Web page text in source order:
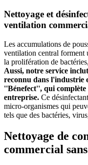
Nettoyage et
ventilation
Les accumulations de
ventilation central forment
la prolifération de
Aussi, notre service
reconnu dans l'industrie
''Bénefect'', qui complète
entreprise. Ce
micro-organismes qui
tels que des bactéries,
Nettoyage de
commercial